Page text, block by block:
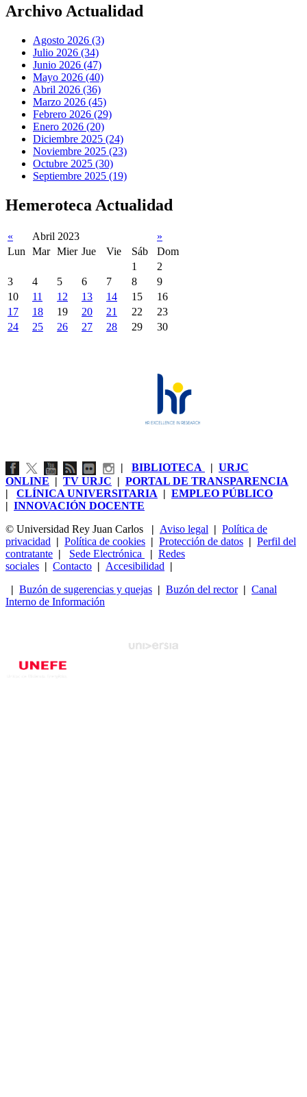
Archivo Actualidad
Agosto 2026 (3)
Julio 2026 (34)
Junio 2026 (47)
Mayo 2026 (40)
Abril 2026 (36)
Marzo 2026 (45)
Febrero 2026 (29)
Enero 2026 (20)
Diciembre 2025 (24)
Noviembre 2025 (23)
Octubre 2025 (30)
Septiembre 2025 (19)
Hemeroteca Actualidad
« Abril 2023
»
Lun
Mar Mier Jue Vie Sáb
Dom
1
2
3
4 5 6 7 8
9
10
11 12 13 14 15
16
17
18 19 20 21 22
23
24
25 26 27 28 29 30
| BIBLIOTECA | URJC
ONLINE | TV URJC | PORTAL DE TRANSPARENCIA
| CLÍNICA UNIVERSITARIA | EMPLEO PÚBLICO
| INNOVACIÓN DOCENTE
© Universidad Rey Juan Carlos
| Aviso legal | Política de
privacidad | Política de cookies | Protección de datos | Perfil del
contratante | Sede Electrónica | Redes
sociales | Contacto | Accesibilidad |
| Buzón de sugerencias y quejas | Buzón del rector| Canal
Interno de Información